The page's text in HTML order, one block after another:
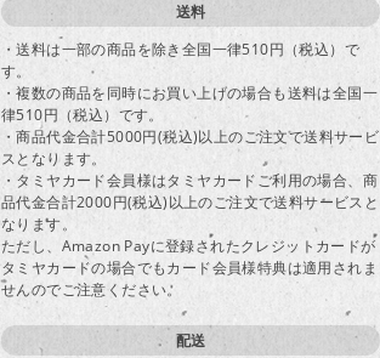
送料
・送料は一部の商品を除き全国一律510円（税込）で
す。
・複数の商品を同時にお買い上げの場合も送料は全国一
律510円（税込）です。
・商品代金合計5000円(税込)以上のご注文で送料サービ
スとなります。
・タミヤカード会員様はタミヤカードご利用の場合、商
品代金合計2000円(税込)以上のご注文で送料サービスと
なります。
ただし、Amazon Payに登録されたクレジットカードが
タミヤカードの場合でもカード会員様特典は適用されま
せんのでご注意ください。
配送